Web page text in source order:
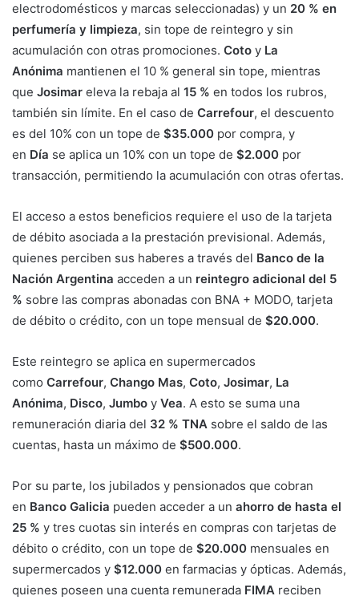
electrodomésticos y marcas seleccionadas) y un 20 % en
perfumería y limpieza, sin tope de reintegro y sin
acumulación con otras promociones. Coto y La
Anónima mantienen el 10 % general sin tope, mientras
que Josimar eleva la rebaja al 15 % en todos los rubros,
también sin límite. En el caso de Carrefour, el descuento
es del 10% con un tope de $35.000 por compra, y
en Día se aplica un 10% con un tope de $2.000 por
transacción, permitiendo la acumulación con otras ofertas.
El acceso a estos beneficios requiere el uso de la tarjeta
de débito asociada a la prestación previsional. Además,
quienes perciben sus haberes a través del Banco de la
Nación Argentina acceden a un reintegro adicional del 5
% sobre las compras abonadas con BNA + MODO, tarjeta
de débito o crédito, con un tope mensual de $20.000.
Este reintegro se aplica en supermercados
como Carrefour, Chango Mas, Coto, Josimar, La
Anónima, Disco, Jumbo y Vea. A esto se suma una
remuneración diaria del 32 % TNA sobre el saldo de las
cuentas, hasta un máximo de $500.000.
Por su parte, los jubilados y pensionados que cobran
en Banco Galicia pueden acceder a un ahorro de hasta el
25 % y tres cuotas sin interés en compras con tarjetas de
débito o crédito, con un tope de $20.000 mensuales en
supermercados y $12.000 en farmacias y ópticas. Además,
quienes poseen una cuenta remunerada FIMA reciben